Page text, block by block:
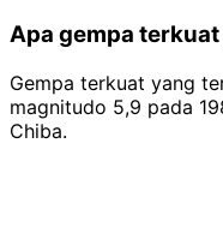
Apa gempa
Gempa terkuat yang
magnitudo 5,9 pada
Chiba.